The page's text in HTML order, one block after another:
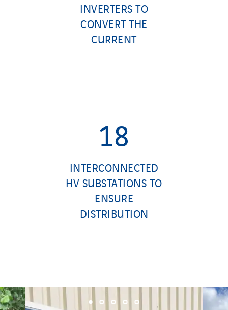
INVERTERS TO
CONVERT THE
CURRENT
18
INTERCONNECTED
HV SUBSTATIONS TO
ENSURE
DISTRIBUTION